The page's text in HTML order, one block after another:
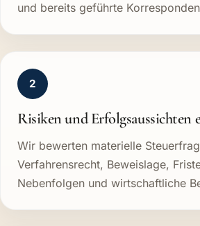
und bereits geführte
2
Risiken und Erfolgsaussichten
Wir bewerten materielle
Verfahrensrecht, Beweislage,
Nebenfolgen und wirtschaftliche